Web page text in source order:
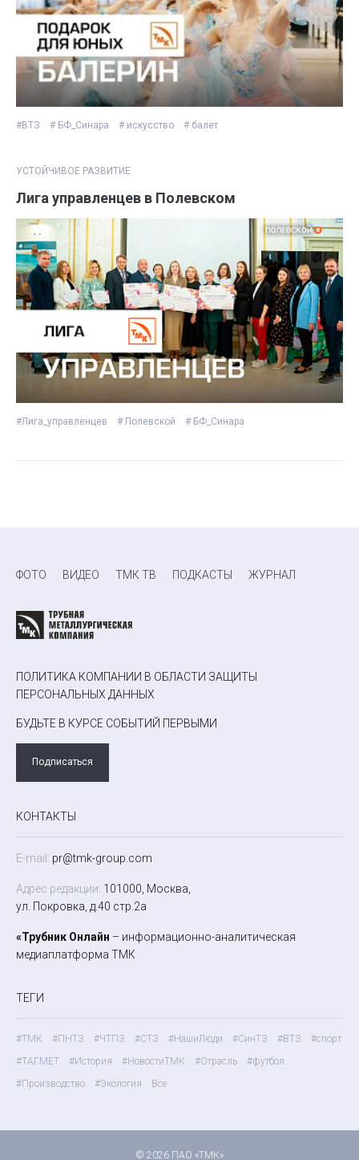
#ВТЗ # БФ_Синара # искусство # балет
УСТОЙЧИВОЕ РАЗВИТИЕ
Лига управленцев в Полевском
#Лига_управленцев # Полевской # БФ_Синара
ФОТО ВИДЕО ТМК ТВ ПОДКАСТЫ ЖУРНАЛ
ПОЛИТИКА КОМПАНИИ В ОБЛАСТИ ЗАЩИТЫ
ПЕРСОНАЛЬНЫХ ДАННЫХ
БУДЬТЕ В КУРСЕ СОБЫТИЙ ПЕРВЫМИ
Подписаться
КОНТАКТЫ
E-mail: pr@tmk-group.com
Адрес редакции: 101000, Москва,
ул. Покровка, д.40 стр.2а
«Трубник Онлайн – информационно-аналитическая
медиаплатформа ТМК
ТЕГИ
#ТМК #ПНТЗ #ЧТПЗ #СТЗ #НашиЛюди #СинТЗ #ВТЗ
#спорт
#ТАГМЕТ
#История #НовостиТМК #Отрасль
#футбол
#Производство
#Экология Все
© 2026 ПАО «ТМК»